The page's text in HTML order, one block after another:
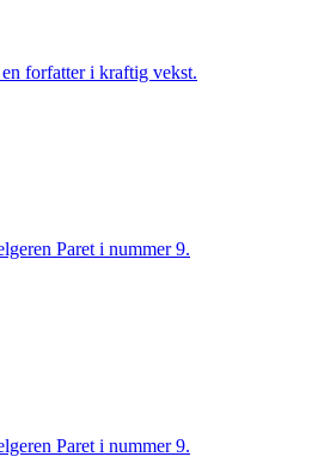
forfatter i kraftig vekst.
Paret i nummer 9.
Paret i nummer 9.